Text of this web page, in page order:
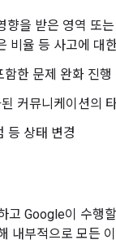
향을 받은 영역 또
비율 등 사고에 대
함한 문제 완화 진행
커뮤니케이션의
등 상태 변경
고 Google이 수행
내부적으로 모든